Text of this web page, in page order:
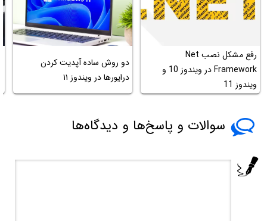
رفع مشکل نصب Net
Framework در ویندوز 10 و
ویندوز 11
دو روش ساده آپدیت کردن
درایورها در ویندوز ۱۱
سوالات و پاسخ‌ها و دیدگاه‌ها